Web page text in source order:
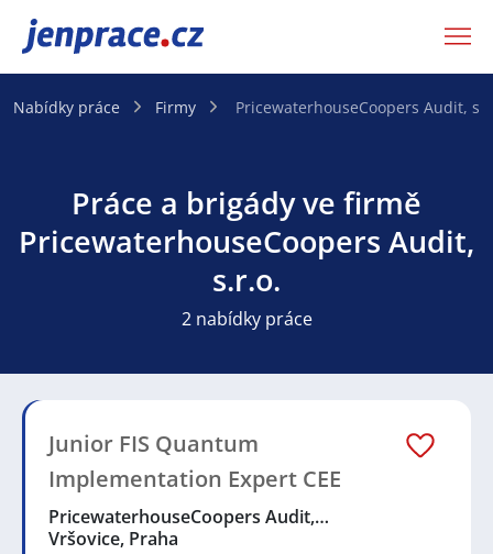
JenPráce.cz
Nabídky práce Firmy PricewaterhouseCoopers Audit,
Práce a brigády ve firmě
PricewaterhouseCoopers Audit,
s.r.o.
2 nabídky práce
Junior FIS Quantum
Implementation Expert CEE
PricewaterhouseCoopers Audit,…
Vršovice, Praha